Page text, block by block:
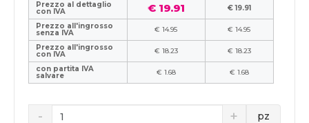
Prezzo al dettaglio
con IVA € 19.91
€ 19.91
Prezzo all'ingrosso
senza IVA € 14.95
€ 14.95
Prezzo all'ingrosso
con IVA € 18.23
€ 18.23
con partita IVA
salvare € 1.68 € 1.68
pz